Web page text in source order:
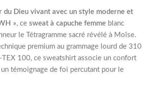
du Dieu vivant avec un style moderne et
», ce sweat à capuche femme blanc
le Tétragramme sacré révélé à Moïse.
premium au grammage lourd de 310
100, ce sweatshirt associe un confort
témoignage de foi percutant pour le